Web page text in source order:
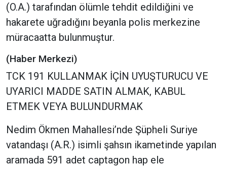
(O.A.) tarafından ölümle tehdit edildiğini ve
hakarete uğradığını beyanla polis merkezine
müracaatta bulunmuştur.
(Haber Merkezi)
TCK 191 KULLANMAK İÇİN UYUŞTURUCU VE
UYARICI MADDE SATIN ALMAK, KABUL
ETMEK VEYA BULUNDURMAK
Nedim Ökmen Mahallesi’nde Şüpheli Suriye
vatandaşı (A.R.) isimli şahsın ikametinde yapılan
aramada 591 adet captagon hap ele